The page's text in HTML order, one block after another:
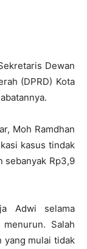
Dewan
(DPRD) Kota
Moh Ramdhan
kasus tindak
sebanyak Rp3,9
Adwi selama
Salah
yang mulai tidak